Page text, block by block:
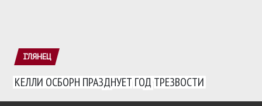
ГЛЯНЕЦ
КЕЛЛИ ОСБОРН ПРАЗДНУЕТ ГОД ТРЕЗВОСТИ